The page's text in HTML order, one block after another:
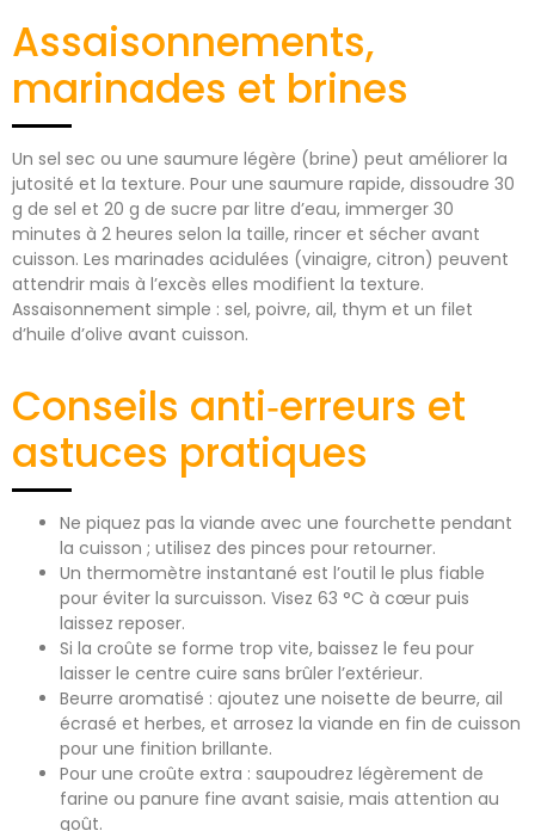
Assaisonnements,
marinades et brines
Un sel sec ou une saumure légère (brine) peut améliorer la
jutosité et la texture. Pour une saumure rapide, dissoudre 30
g de sel et 20 g de sucre par litre d’eau, immerger 30
minutes à 2 heures selon la taille, rincer et sécher avant
cuisson. Les marinades acidulées (vinaigre, citron) peuvent
attendrir mais à l’excès elles modifient la texture.
Assaisonnement simple : sel, poivre, ail, thym et un filet
d’huile d’olive avant cuisson.
Conseils anti‑erreurs et
astuces pratiques
Ne piquez pas la viande avec une fourchette pendant
la cuisson ; utilisez des pinces pour retourner.
Un thermomètre instantané est l’outil le plus fiable
pour éviter la surcuisson. Visez 63 °C à cœur puis
laissez reposer.
Si la croûte se forme trop vite, baissez le feu pour
laisser le centre cuire sans brûler l’extérieur.
Beurre aromatisé : ajoutez une noisette de beurre, ail
écrasé et herbes, et arrosez la viande en fin de cuisson
pour une finition brillante.
Pour une croûte extra : saupoudrez légèrement de
farine ou panure fine avant saisie, mais attention au
goût.